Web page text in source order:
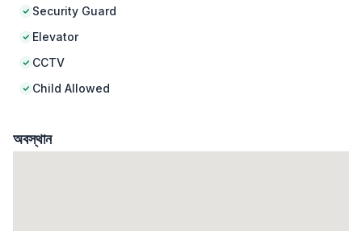
Security Guard
Elevator
CCTV
Child Allowed
অবস্থান